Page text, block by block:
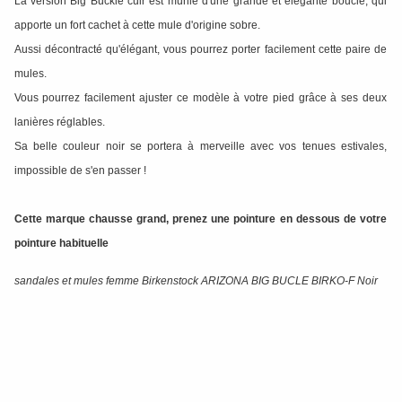
apporte un fort cachet à cette mule d'origine sobre.
Aussi décontracté qu'élégant, vous pourrez porter facilement cette paire de
mules.
Vous pourrez facilement ajuster ce modèle à votre pied grâce à ses deux
lanières réglables.
Sa belle couleur noir se portera à merveille avec vos tenues estivales,
impossible de s'en passer !
Cette marque chausse grand, prenez une pointure en dessous de votre
pointure habituelle
sandales et mules femme Birkenstock ARIZONA BIG BUCLE BIRKO-F Noir